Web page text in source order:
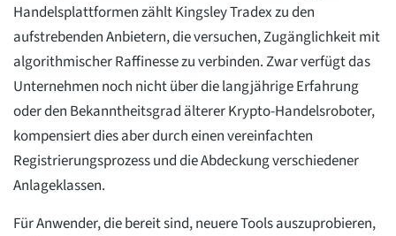
Handelsplattformen zählt Kingsley Tradex zu den
aufstrebenden Anbietern, die versuchen, Zugänglichkeit mit
algorithmischer Raffinesse zu verbinden. Zwar verfügt das
Unternehmen noch nicht über die langjährige Erfahrung
oder den Bekanntheitsgrad älterer Krypto-Handelsroboter,
kompensiert dies aber durch einen vereinfachten
Registrierungsprozess und die Abdeckung verschiedener
Anlageklassen.
Für Anwender, die bereit sind, neuere Tools auszuprobieren,